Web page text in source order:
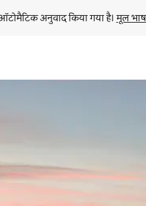
अनुवाद किया गया है। मूल